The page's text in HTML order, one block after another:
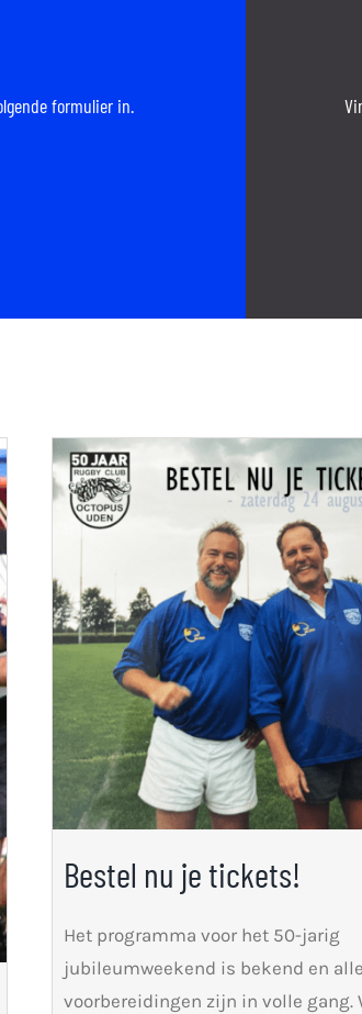
formulier in.
Bestel nu je tickets!
Het programma voor het 50-jarig
jubileumweekend is bekend en alle
voorbereidingen zijn in volle gang.